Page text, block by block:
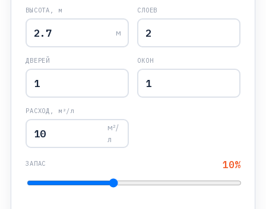
ВЫСОТА, м
м
СЛОЕВ
ДВЕРЕЙ ОКОН
РАСХОД, м²/л
м²/
л
ЗАПАС 10%